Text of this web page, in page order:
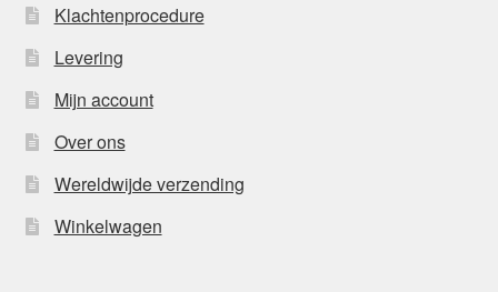
Klachtenprocedure
Levering
Mijn account
Over ons
Wereldwijde verzending
Winkelwagen